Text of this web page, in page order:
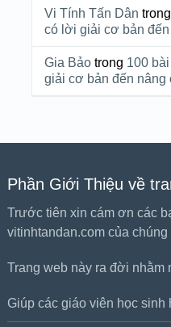
Vi Tính Tấn Dân trong
có lời giải cơ bản
Gia Bảotrong 100
giải cơ bản đến nâng
Phần Giới Thiệu về
Trước tiên xin cám ơn các
vitinhtandan.com của chúng
Trang web này ra đời nhằm
Giúp các giáo viên học sinh